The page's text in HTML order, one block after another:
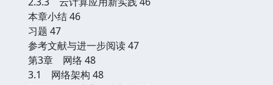
本章小结 46
习题 47
参考文献与进一步阅读 47
第3章 网络 48
3.1 网络架构 48